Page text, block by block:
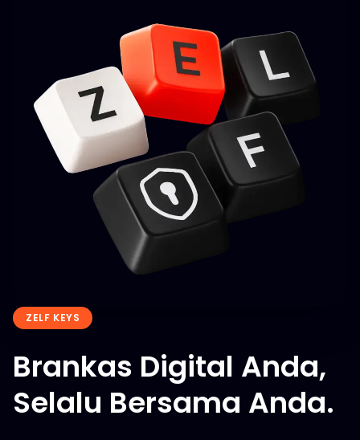
ZELF KEYS
Brankas Digital Anda,
Selalu Bersama Anda.